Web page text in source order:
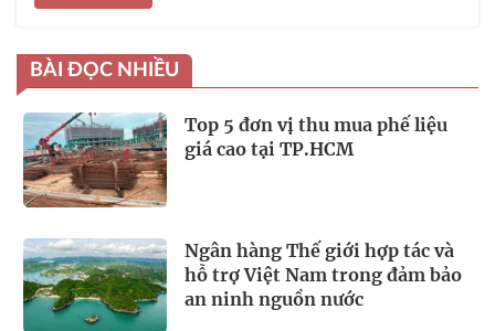
BÀI ĐỌC NHIỀU
Top 5 đơn vị thu mua phế liệu
giá cao tại TP.HCM
Ngân hàng Thế giới hợp tác và
hỗ trợ Việt Nam trong đảm bảo
an ninh nguồn nước